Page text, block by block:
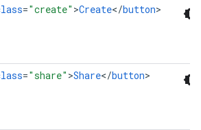
="create" >Create</button>
="share" >Share</button>